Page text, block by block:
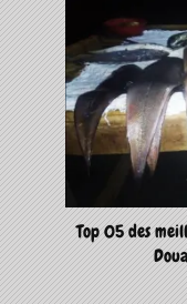
Top 05 des